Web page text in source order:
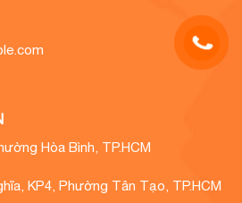
Hòa Bình, TP.HCM
KP4, Phường Tân Tạo, TP.HCM